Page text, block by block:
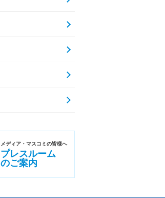
メディア・ マスコミの皆様へ
プレスルーム
のご案内